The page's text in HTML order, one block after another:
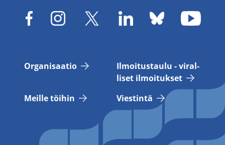
Or­ga­ni­saa­tio
Il­moi­tus­tau­lu - vi­ral­
li­set il­moi­tuk­set
Meil­le töi­hin
Vies­tin­tä